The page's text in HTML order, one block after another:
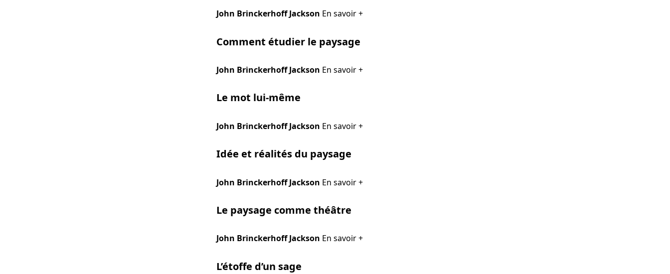
John Brinckerhoff Jackson En savoir +
Comment étudier le paysage
John Brinckerhoff Jackson En savoir +
Le mot lui-même
John Brinckerhoff Jackson En savoir +
Idée et réalités du paysage
John Brinckerhoff Jackson En savoir +
Le paysage comme théâtre
John Brinckerhoff Jackson En savoir +
L’étoffe d’un sage